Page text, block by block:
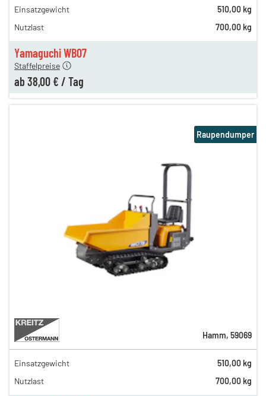
Yamaguchi WB07
90,00 €
59,00 €
Staffelpreise
ab 38,00 € / Tag
Einsatzgewicht
510,00 kg
Nutzlast
700,00 kg
99,00 €
77,00 €
Raupendumper
Hamm, 59069
Einsatzgewicht
510,00 kg
Nutzlast
700,00 kg